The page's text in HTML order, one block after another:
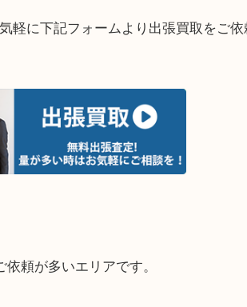
お気軽にお問い合わせください
生前整理・断捨離・引っ越し
ースは年々増加傾向です。
ったお困りの方からのご依頼も大歓
売りたいけど値段がつくかわから